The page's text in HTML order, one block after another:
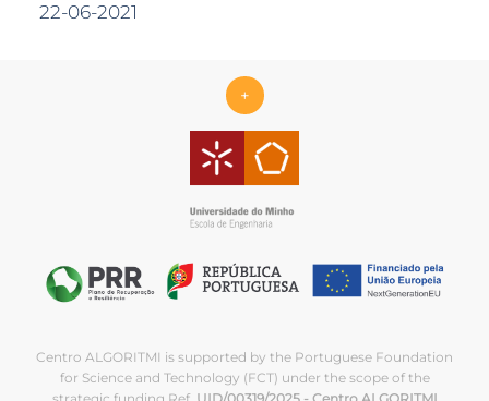
22-06-2021
+
Centro ALGORITMI is supported by the Portuguese Foundation
for Science and Technology (FCT) under the scope of the